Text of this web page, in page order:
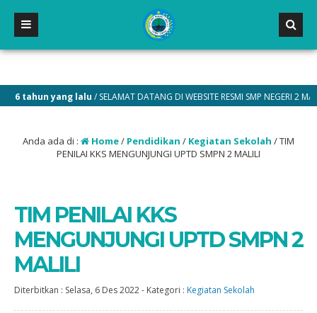
yang lalu/ SELAMAT DATANG DI WEBSITE RESMI SMP NEGERI 2 MALILI
Anda ada di : Home/ Pendidikan / Kegiatan Sekolah /TIM
PENILAI KKS MENGUNJUNGI UPTD SMPN 2 MALILI
TIM PENILAI KKS
MENGUNJUNGI UPTD SMPN 2
MALILI
Diterbitkan : Selasa, 6 Des 2022- Kategori : Kegiatan Sekolah